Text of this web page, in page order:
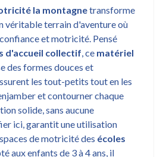
la montagnetransforme
véritable terrain d'aventure où
et motricité. Pensé
d'accueil collectif, ce matériel
des formes douces et
les tout-petits tout en les
et contourner chaque
solide, sans aucune
ici, garantit une utilisation
de motricité des écoles
aux enfants de 3 à 4 ans, il